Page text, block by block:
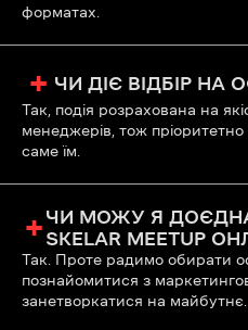
форматах.
+ ЧИ ДІЄ ВІДБІР НА
Так, подія розрахована на
менеджерів, тож
саме їм.
+ ЧИ МОЖУ Я
SKELAR MEETUP
Так. Проте радимо обирати
познайомитися з
занетворкатися на майбутнє.